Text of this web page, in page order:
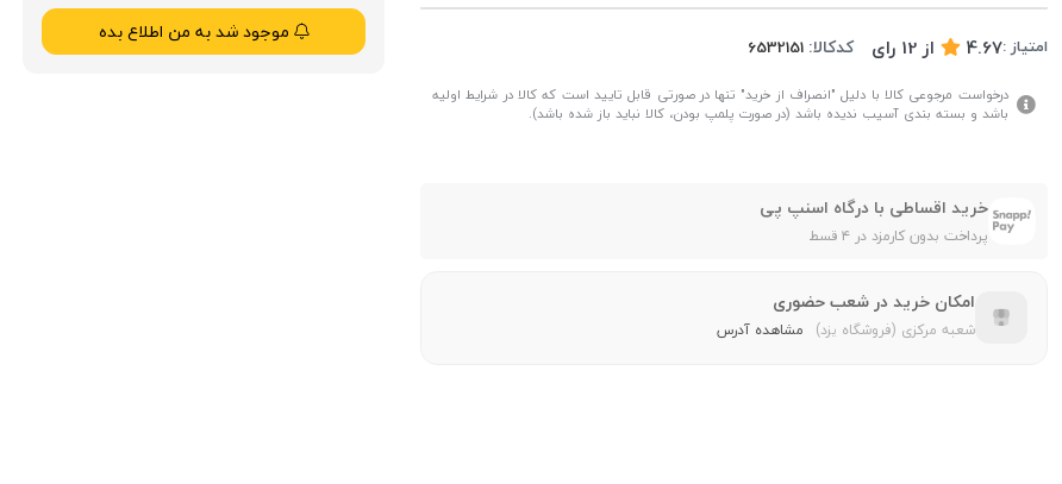
امتیاز :4.67 از 12 رای کدکالا:
درخواست مرجوعی کالا با دلیل "انصراف از خرید" تنها در صورتی قابل تایید است که کالا در شرایط اولیه
باشد و بسته بندی آسیب ندیده باشد (در صورت پلمپ بودن، کالا نباید باز شده باشد).
خرید اقساطی با درگاه اسنپ پی
پرداخت بدون کارمزد در ۴ قسط
امکان خرید در شعب حضوری
شعبه مرکزی (فروشگاه یزد) مشاهده آدرس
موجود شد به من اطلاع بده